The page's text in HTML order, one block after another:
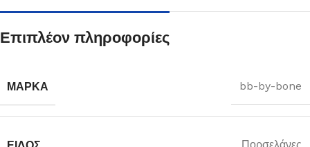
Επιπλέον πληροφορίες
ΜΆΡΚΑ bb-by-bone